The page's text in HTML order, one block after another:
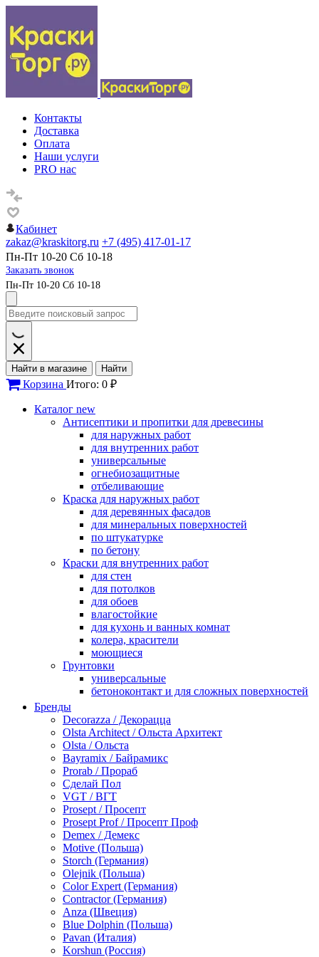
Контакты
Доставка
Оплата
Наши услуги
PRO нас
Кабинет
zakaz@kraskitorg.ru +7 (495) 417-01-17
Пн-Пт 10-20 Сб 10-18
Заказать звонок
Пн-Пт 10-20 Сб 10-18
Найти в магазине Найти
Корзина Итого: 0 ₽
Каталог new
Антисептики и пропитки для древесины
для наружных работ
для внутренних работ
универсальные
огнебиозащитные
отбеливающие
Краска для наружных работ
для деревянных фасадов
для минеральных поверхностей
по штукатурке
по бетону
Краски для внутренних работ
для стен
для потолков
для обоев
влагостойкие
для кухонь и ванных комнат
колера, красители
моющиеся
Грунтовки
универсальные
бетоноконтакт и для сложных поверхностей
по металлу
антикорозийные
под декоративные штукатурки
для гипсокартона
под штукатурку
Герметик
акриловые
силиконовые универсальные, нейтральные
силиконовые санитарные (антигрибковые)
шовные для срубов
для кровли
для каминов
полиуретановые
Декоративные штукатурки и краски
краски для декора, патина
мокрый шелк
венецианские (эффект мрамора)
песок (эффект песчаных вихрей)
декоративная шпаклевка
Бренды
Decorazza / Декорацца
Olsta Architect / Ольста Архитект
Olsta / Ольста
Bayramix / Байрамикс
Prorab / Прораб
Сделай Пол
VGT / ВГТ
Prosept / Просепт
Prosept Prof / Просепт Проф
Demex / Демекс
Motive (Польша)
Storch (Германия)
Olejnik (Польша)
Color Expert (Германия)
Contractor (Германия)
Anza (Швеция)
Blue Dolphin (Польша)
Pavan (Италия)
Korshun (Россия)